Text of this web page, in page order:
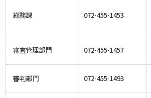
総務課 072-455-1453
審査管理部門 072-455-1457
審判部門 072-455-1493